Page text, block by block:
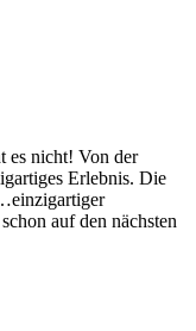
es nicht! Von der
Erlebnis. Die
auf den nächsten